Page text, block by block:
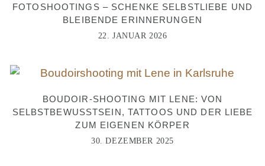
FOTOSHOOTINGS – SCHENKE SELBSTLIEBE UND
BLEIBENDE ERINNERUNGEN
22. JANUAR 2026
BOUDOIR-SHOOTING MIT LENE: VON
SELBSTBEWUSSTSEIN, TATTOOS UND DER LIEBE
ZUM EIGENEN KÖRPER
30. DEZEMBER 2025